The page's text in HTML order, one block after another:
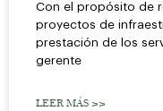
Con el propósito de
proyectos de
prestación de los
gerente
LEER MÁS >>